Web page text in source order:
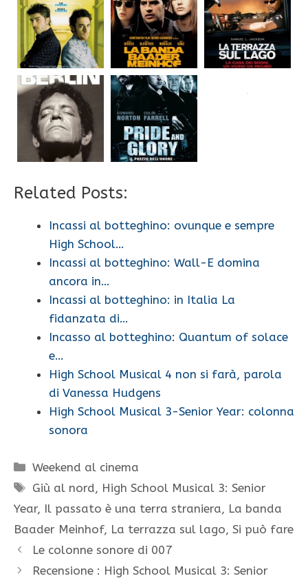
Related Posts:
Incassi al botteghino: ovunque e sempre
High School…
Incassi al botteghino: Wall-E domina
ancora in…
Incassi al botteghino: in Italia La
fidanzata di…
Incasso al botteghino: Quantum of solace
e…
High School Musical 4 non si farà, parola
di Vanessa Hudgens
High School Musical 3-Senior Year: colonna
sonora
Categorie
Weekend al cinema
Tag
Giù al nord, High School Musical 3: Senior
Year, Il passato è una terra straniera, La banda
Baader Meinhof, La terrazza sul lago, Si può fare
Le colonne sonore di 007
Recensione : High School Musical 3: Senior